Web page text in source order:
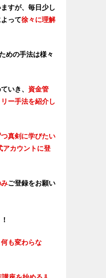
すが、毎日少し
って徐々に理解
めの手法は様々
いき、 資金管
ー手法を紹介し
真剣に学びたい
アカウントに登
ご登録をお願い
何も変わらな